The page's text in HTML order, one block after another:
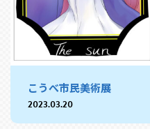
こうべ市民美術展
2023.03.20